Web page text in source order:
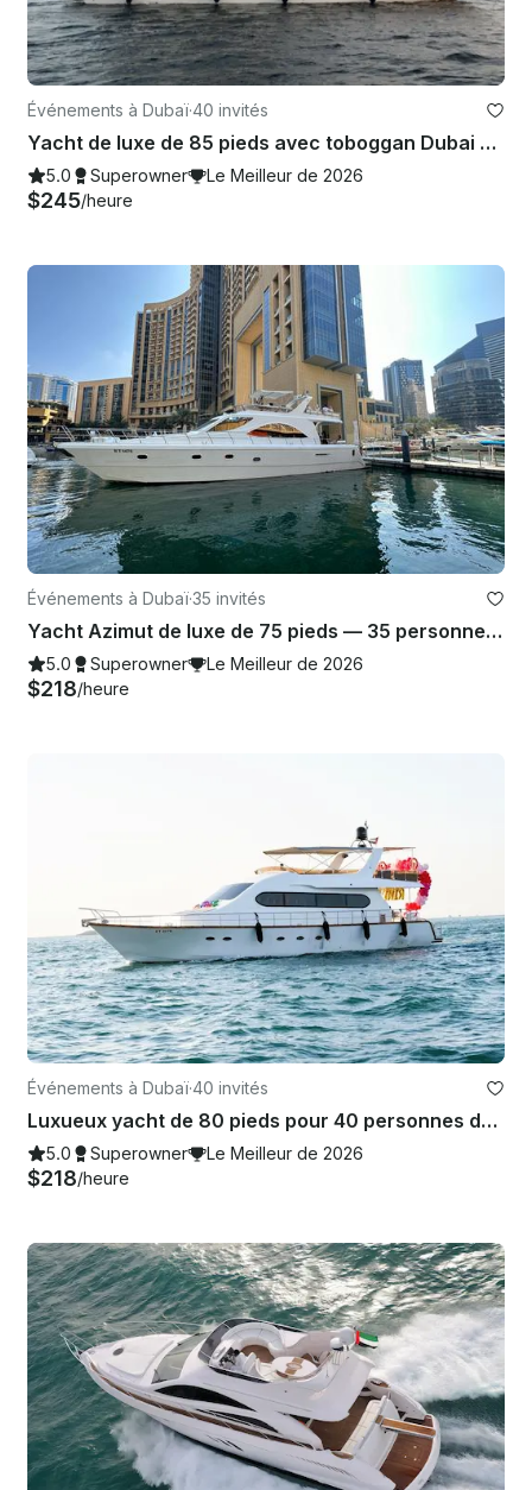
Événements à Dubaï·40 invités
Yacht de luxe de 85 pieds avec toboggan Dubai Marina jusqu'à 40 personnes Meilleure offre à Dubaï
5.0 Superowner Le Meilleur de 2026
$245/heure
Événements à Dubaï·35 invités
Yacht Azimut de luxe de 75 pieds — 35 personnes au départ de Marina Dubai
5.0 Superowner Le Meilleur de 2026
$218/heure
Événements à Dubaï·40 invités
Luxueux yacht de 80 pieds pour 40 personnes dans la marina de Dubaï — Profitez des meilleurs prix !
5.0 Superowner Le Meilleur de 2026
$218/heure